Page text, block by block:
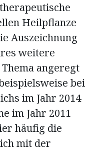
Heilpflanze
Auszeichnung
weitere
angeregt
bei
im Jahr 2014
im Jahr 2011
häufig die
mit der